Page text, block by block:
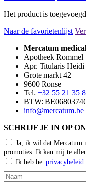
Het product is
Naar de favorietenlijst
Mercatum medical
Apotheek Rommel
Apr. Titularis Heidi
Grote markt 42
9600 Ronse
Tel: +32 55 21 35
BTW:
info@mercatum.be
SCHRIJF JE IN OP
Ja, ik wil dat Mercatum
promoties. Ik kan mij te
Ik heb het privacybeleid